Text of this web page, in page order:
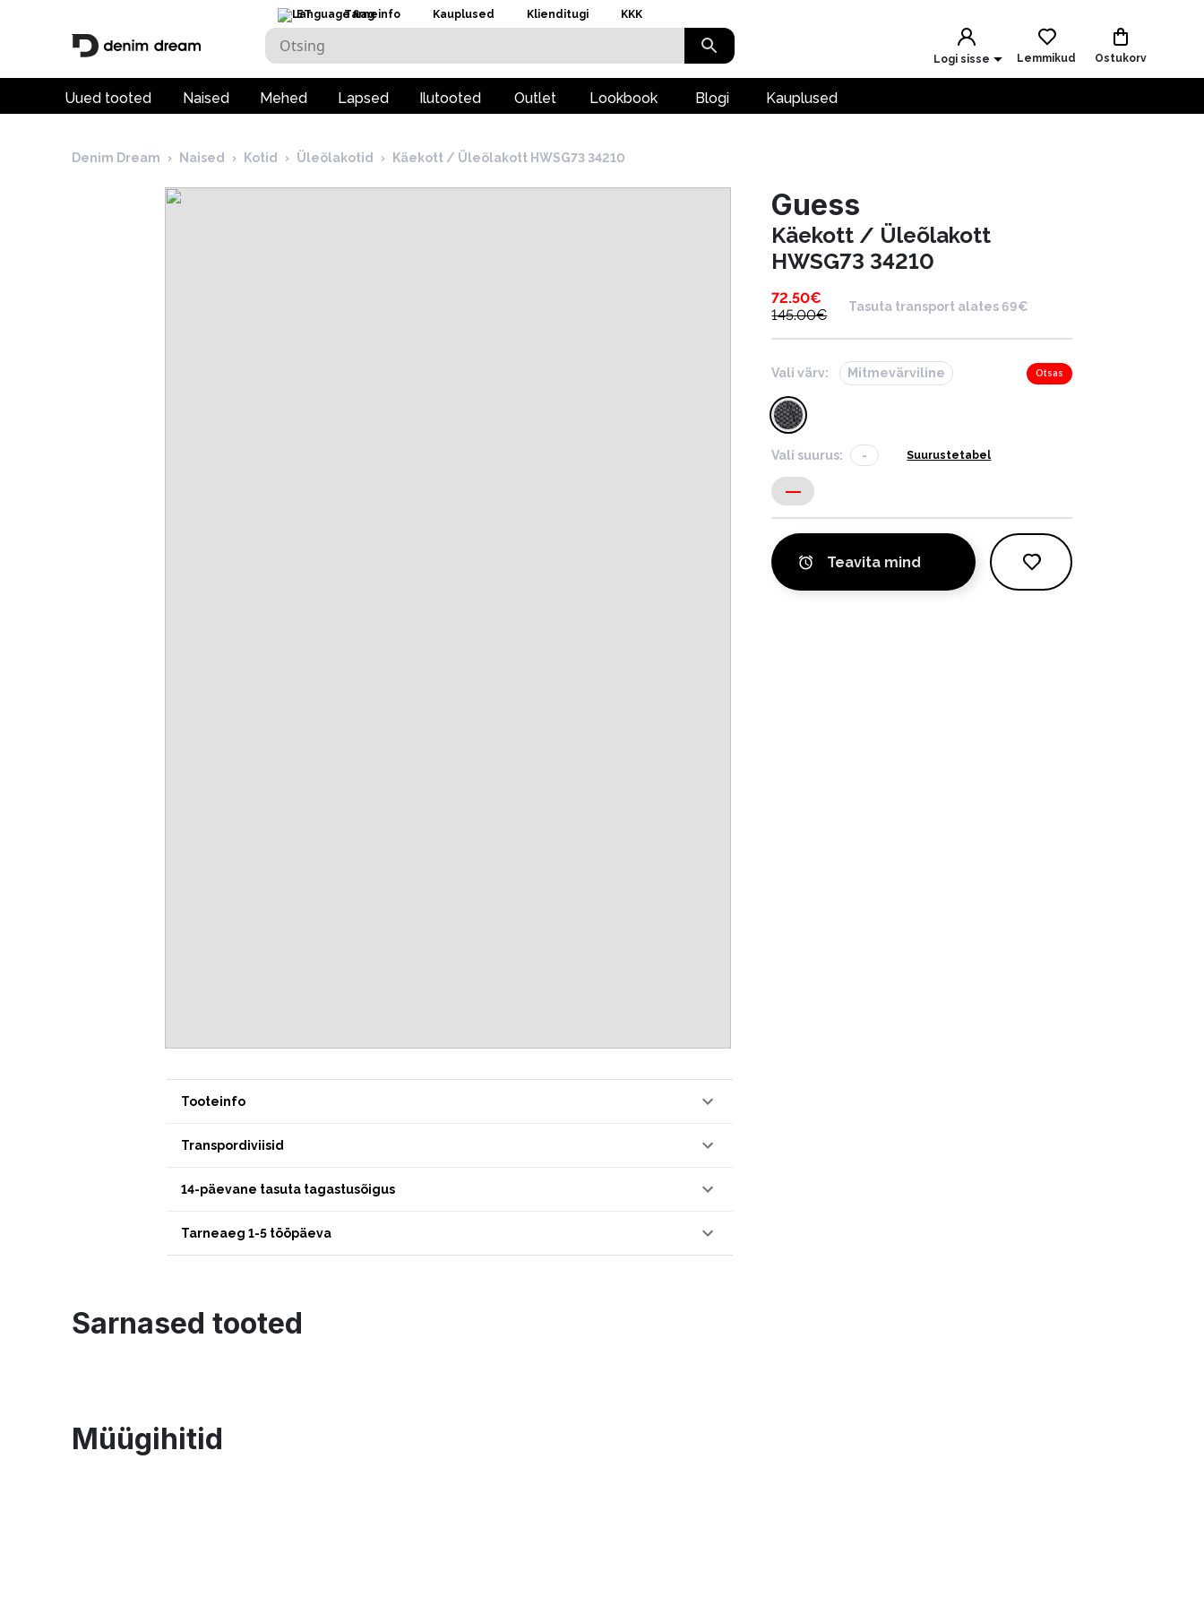
ET Tarneinfo Kauplused Klienditugi KKK
Logi sisse Lemmikud Ostukorv
Uued tooted Naised Mehed Lapsed Ilutooted Outlet Lookbook Blogi Kauplused
Denim Dream › Naised › Kotid › Üleõlakotid › Käekott / Üleõlakott HWSG73 34210
Tooteinfo
Transpordiviisid
14-päevane tasuta tagastusõigus
Tarneaeg 1-5 tööpäeva
Guess
Käekott / Üleõlakott
HWSG73 34210
72.50€
145.00€
Tasuta transport alates 69€
Vali värv: Mitmevärviline Otsas
Vali suurus: - Suurustetabel
-
Teavita mind
Sarnased tooted
Müügihitid